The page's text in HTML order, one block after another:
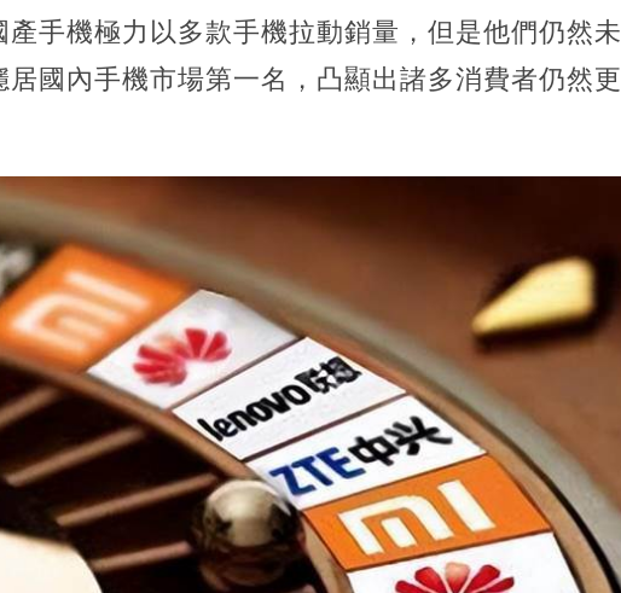
手機極力以多款手機拉動銷量，但是他們仍然未
國內手機市場第一名，凸顯出諸多消費者仍然更